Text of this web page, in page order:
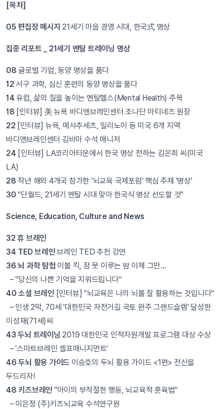
[목차]
05 편집장 메시지 21세기 마음 경영 시대, 한국式 명상
집중 리포트 _ 21세기 멘탈 트레이닝 명상
08 글로벌 기업, 동양 명상을 품다
12 서구 과학, 심신 훈련의 동양 명상을 품다
14 유럽, 삶의 질을 높이는 멘탈헬스(Mental Health) 주목
18 [인터뷰] 美 뉴욕 바디앤브레인센터 조나단 마티네즈 원장
22 [인터뷰] 뉴욕, 메사추세츠, 일리노이 등 미국 6개 지역
바디앤브레인센터 김바마 수석 매니저
24 [인터뷰] LA코리아타운에서 한국 명상 전하는 김은희 씨(미국
LA)
28 작년 해외 4개국 참가한 '뇌교육 국제포럼' 핵심 주제 '명상'
30 "단월드, 21세기 멘탈 시대 맞아 한국식 명상 선도할 것"
Science, Education, Culture and News
32 휴 브레인
34 TED 브레인 브레인 TED 추천 강연
36 뇌 과학 탐험 이불 킥, 잠 못 이루는 밤 이제 그만…
– "당신의 나쁜 기억을 지워드립니다"
40 소셜 브레인 [인터뷰] "뇌교육은 나의 뇌를 잘 활용하는 것입니다"
– 인생 2막, 70세 '대한민국 자전거길 국토 완주 그랜드슬램' 달성한
이성재(71세)씨
43 두뇌 트레이닝 2019 대한민국 인적자원개발 프로그램 대상 수상
– '스마트브레인 셀프매니지먼트'
46 두뇌 활용 가이드 이승호의 두뇌 활용 가이드 <1편> 전신을
두드리자!
48 키즈브레인 "아이의 부적절한 행동, 뇌교육적 훈육법"
– 이은정 (주)키즈뇌교육 수석연구원